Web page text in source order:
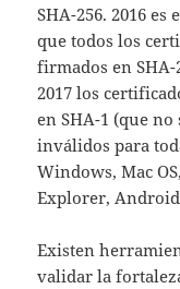
SHA-256. 2016
que todos los
firmados en SHA-
2017 los
en SHA-1 (que
inválidos para
Windows, Mac
Explorer,
Existen
validar la